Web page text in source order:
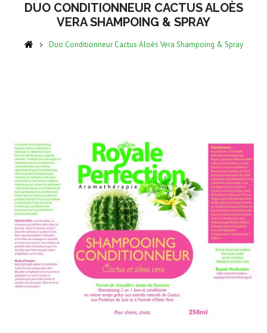
DUO CONDITIONNEUR CACTUS ALOÈS
VERA SHAMPOING & SPRAY
Duo Conditionneur Cactus Aloès Vera Shampoing & Spray